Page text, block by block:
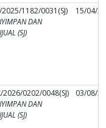
2025/1182/0031(SJ)
DAN
(SJ)
15/04/
2026/0202/0048(SJ)
DAN
(SJ)
03/08/